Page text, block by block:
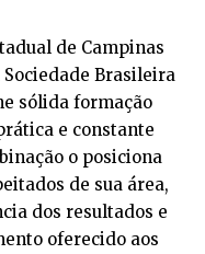
de Campinas
Brasileira
sólida formação
e constante
o posiciona
de sua área,
dos resultados e
oferecido aos